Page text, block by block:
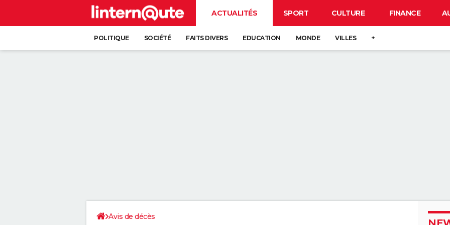
ACTUALITÉS SPORT CULTURE FINANCE
POLITIQUE SOCIÉTÉ FAITS DIVERS EDUCATION MONDE VILLES +
Avis de décès